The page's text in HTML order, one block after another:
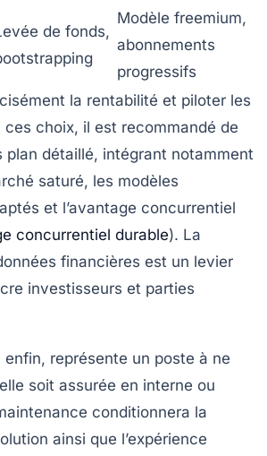
de fonds,
Modèle freemium,
abonnements
progressifs
la rentabilité et piloter les
ces choix, il est recommandé de
plan détaillé, intégrant notamment
saturé, les modèles
et l’avantage concurrentiel
concurrentiel durable). La
financières est un levier
investisseurs et parties
représente un poste à ne
soit assurée en interne ou
conditionnera la
ainsi que l’expérience